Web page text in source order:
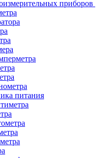
приборов
питания